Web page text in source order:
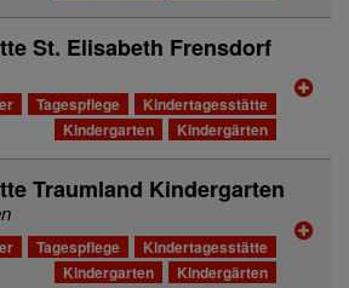
St. Elisabeth Frensdorf
Tagespflege
Kindertagesstätte
Kindergarten
Kindergärten
Traumland Kindergarten
Tagespflege
Kindertagesstätte
Kindergarten
Kindergärten